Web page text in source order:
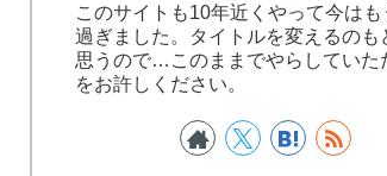
このサイトも10年近くやって今はも
過ぎました。タイトルを変えるのも
思うので…このままでやらしていた
をお許しください。